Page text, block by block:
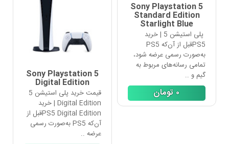
Sony Playstation 5
Standard Edition
Starlight Blue
پلی استیشن 5 | خرید
PS5قبل از آن‌که PS5
به‌صورت رسمی عرضه شود،
تمامی رسانه‌های مربوط به
گیم و ..
تومان
Sony Playstation 5
Digital Edition
قیمت خرید پلی استیشن 5
Digital Edition | خرید
PS5 Digital Editionقبل از
آن‌که PS5 به‌صورت رسمی
عرضه ..